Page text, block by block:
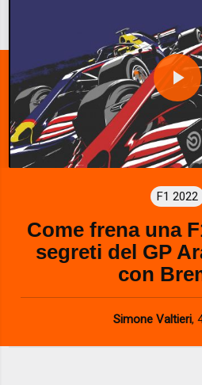
P
l
a
y
V
i
d
e
F1 2022
Come frena una
segreti del GP
con
Simone Valtieri,